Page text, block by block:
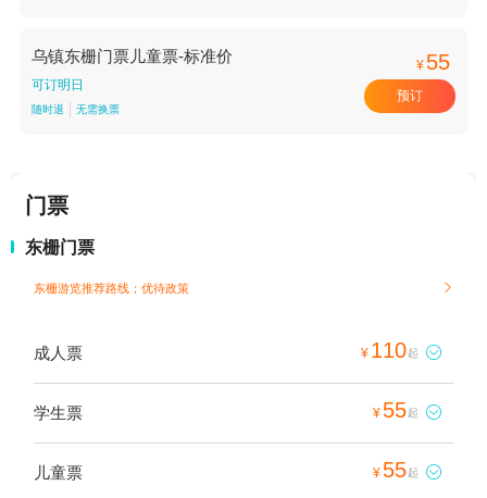
乌镇东栅门票儿童票-标准价
可订明日
随时退 无需换票
¥ 55
预订
门票
东栅门票
东栅游览推荐路线； 优待政策 
成人票 ¥ 110起 
学生票 ¥ 55起 
儿童票 ¥ 55起 